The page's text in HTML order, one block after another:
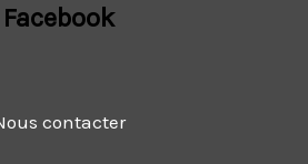
Facebook
contacter